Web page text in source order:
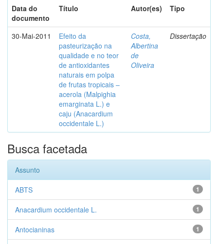
Data do
documento
Título Autor(es) Tipo
30-Mai-2011
Efeito da
pasteurização na
qualidade e no teor
de antioxidantes
naturais em polpa
de frutas tropicais –
acerola (Malpighia
emarginata L.) e
caju (Anacardium
occidentale L.)
Costa,
Albertina
de
Oliveira
Dissertação
Busca facetada
Assunto
1
ABTS
1
Anacardium occidentale L.
1
Antocianinas